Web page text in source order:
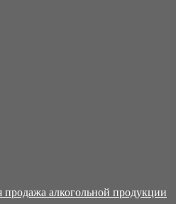
алкогольной продукции